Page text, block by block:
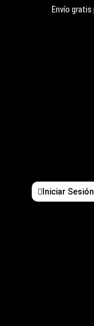
Envío gratis
Iniciar Sesión